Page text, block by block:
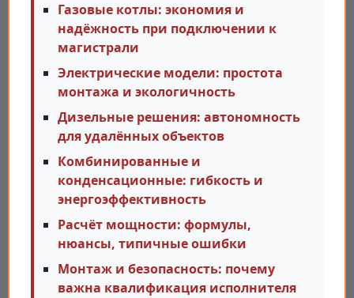
Газовые котлы: экономия и
надёжность при подключении к
магистрали
Электрические модели: простота
монтажа и экологичность
Дизельные решения: автономность
для удалённых объектов
Комбинированные и
конденсационные: гибкость и
энергоэффективность
Расчёт мощности: формулы,
нюансы, типичные ошибки
Монтаж и безопасность: почему
важна квалификация исполнителя